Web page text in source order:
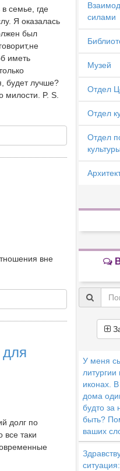
семье, где
Я оказалась
был
иметь
будет лучше?
милости. P. S.
вне
для
долг по
все таки
силами
Музей
Отдел
Отдел
Отдел
У меня
иконах.
дома
будто за
быть?
ваших